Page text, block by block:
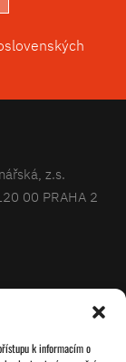
k informacím o
z.s.
00 PRAHA 2